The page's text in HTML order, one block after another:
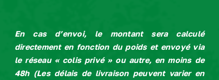
En cas d’envoi, le montant sera calculé
directement en fonction du poids et envoyé via
le réseau « colis privé » ou autre, en moins de
48h (Les délais de livraison peuvent varier en